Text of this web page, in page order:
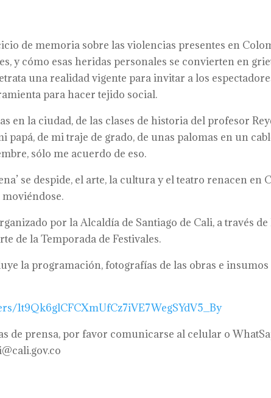
de memoria sobre las violencias presentes en
y cómo esas heridas personales se convierten en
una realidad vigente para invitar a los
para hacer tejido social.
en la ciudad, de las clases de historia del profesor
papá, de mi traje de grado, de unas palomas en un
sólo me acuerdo de eso.
se despide, el arte, la cultura y el teatro renacen en
por la Alcaldía de Santiago de Cali, a través de
de la Temporada de Festivales.
la programación, fotografías de las obras e insumos
1t9Qk6glCFCXmUfCz7iVE7WegSYdV5_By
de prensa, por favor comunicarse al celular o